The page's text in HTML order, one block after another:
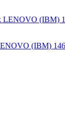
(IBM)